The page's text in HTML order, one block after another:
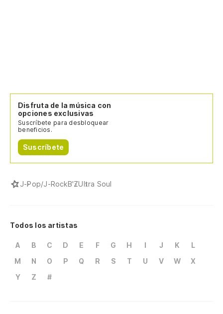
Disfruta de la música con
opciones exclusivas
Suscríbete para desbloquear
beneficios.
Suscríbete
J-Pop/J-RockB'ZUltra Soul
Todos los artistas
A B C D E F G H I J K
L
M
N O P Q R S T U V W
X
Y
Z #